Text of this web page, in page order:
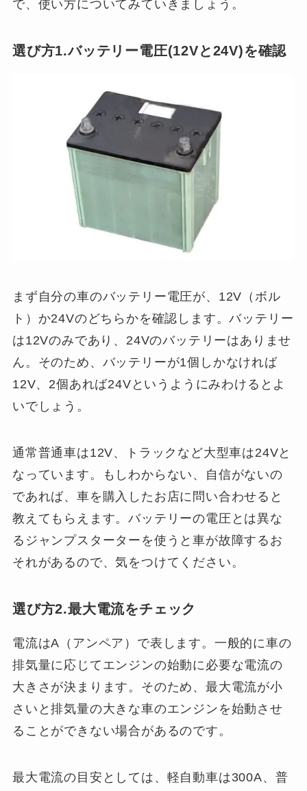
で、使い方についてみていきましょう。
選び方1.バッテリー電圧(12Vと24V)を確認
まず自分の車のバッテリー電圧が、12V（ボル
ト）か24Vのどちらかを確認します。バッテリー
は12Vのみであり、24Vのバッテリーはありませ
ん。そのため、バッテリーが1個しかなければ
12V、2個あれば24Vというようにみわけるとよ
いでしょう。
通常普通車は12V、トラックなど大型車は24Vと
なっています。もしわからない、自信がないの
であれば、車を購入したお店に問い合わせると
教えてもらえます。バッテリーの電圧とは異な
るジャンプスターターを使うと車が故障するお
それがあるので、気をつけてください。
選び方2.最大電流をチェック
電流はA（アンペア）で表します。一般的に車の
排気量に応じてエンジンの始動に必要な電流の
大きさが決まります。そのため、最大電流が小
さいと排気量の大きな車のエンジンを始動させ
ることができない場合があるのです。
最大電流の目安としては、軽自動車は300A、普